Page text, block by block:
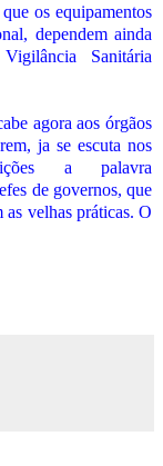
os equipamentos
dependem ainda
Sanitária
agora aos órgãos
ja se escuta nos
a palavra
de governos, que
as velhas práticas. O